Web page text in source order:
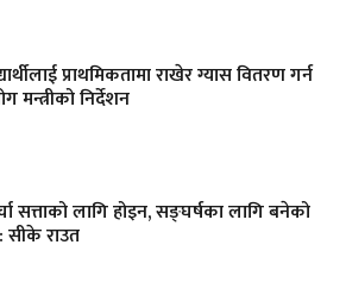
प्राथमिकतामा राखेर ग्यास वितरण गर्न
मन्त्रीको निर्देशन
सत्ताको लागि होइन, सङ्घर्षका लागि बनेको
सीके राउत